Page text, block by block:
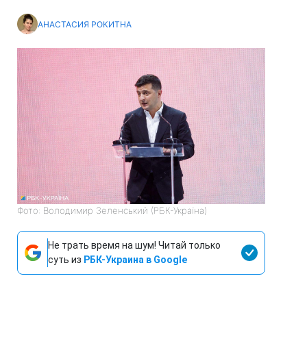
АНАСТАСИЯ РОКИТНА
Фото: Володимир Зеленський (РБК-Україна)
Не трать время на шум! Читай только
суть из РБК-Украина в Google